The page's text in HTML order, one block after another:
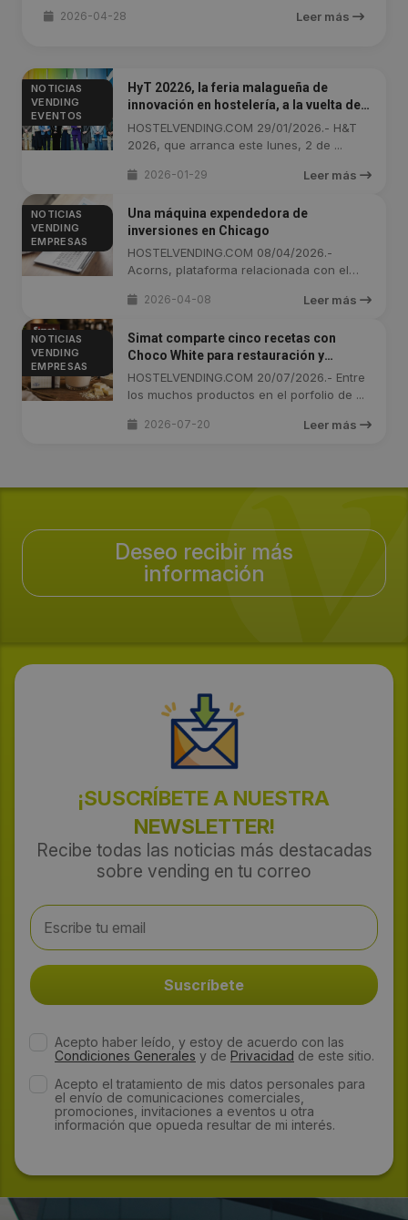
2026-04-28 Leer más
NOTICIAS
VENDING
EVENTOS
HyT 20226, la feria malagueña de
innovación en hostelería, a la vuelta de
la esquina
HOSTELVENDING.COM 29/01/2026.- H&T
2026, que arranca este lunes, 2 de ...
2026-01-29 Leer más
NOTICIAS
VENDING
EMPRESAS
Una máquina expendedora de
inversiones en Chicago
HOSTELVENDING.COM 08/04/2026.-
Acorns, plataforma relacionada con el
2026-04-08 Leer más
NOTICIAS
VENDING
EMPRESAS
Simat comparte cinco recetas con
Choco White para restauración y
distribución automatizada
HOSTELVENDING.COM 20/07/2026.- Entre
los muchos productos en el porfolio de ...
2026-07-20 Leer más
Deseo recibir más
información
¡SUSCRÍBETE A NUESTRA
NEWSLETTER!
Recibe todas las noticias más destacadas
sobre vending en tu correo
Acepto haber leído, y estoy de acuerdo con las
Condiciones Generales y de Privacidad de este sitio.
Acepto el tratamiento de mis datos personales para
el envío de comunicaciones comerciales,
promociones, invitaciones a eventos u otra
información que opueda resultar de mi interés.